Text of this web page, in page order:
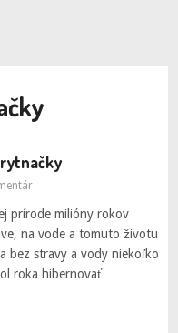
prírode milióny rokov
na vode a tomuto životu
bez stravy a vody niekoľko
roka hibernovať